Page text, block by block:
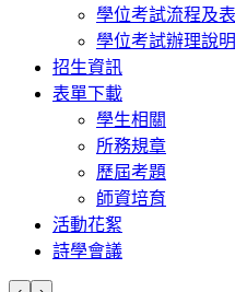
學位考試流程及
學位考試辦理說明
招生資訊
表單下載
學生相關
所務規章
歷屆考題
師資培育
活動花絮
詩學會議